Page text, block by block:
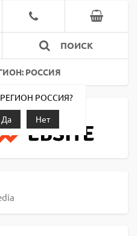
ПОИСК
РОССИЯ
РОССИЯ?
Да
Нет